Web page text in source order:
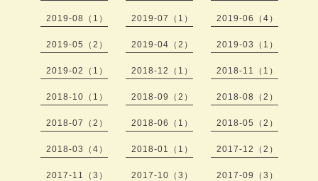
2019-08（1） 2019-07（1） 2019-06（4）
2019-05（2） 2019-04（2） 2019-03（1）
2019-02（1） 2018-12（1） 2018-11（1）
2018-10（1） 2018-09（2） 2018-08（2）
2018-07（2） 2018-06（1） 2018-05（2）
2018-03（4） 2018-01（1） 2017-12（2）
2017-11（3） 2017-10（3） 2017-09（3）